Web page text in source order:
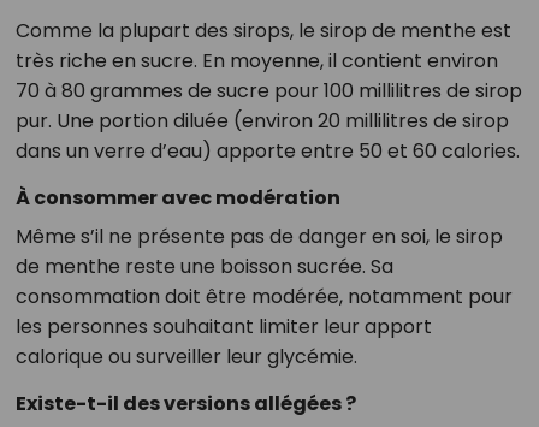
Comme la plupart des sirops, le sirop de menthe est
très riche en sucre. En moyenne, il contient environ
70 à 80 grammes de sucre pour 100 millilitres de sirop
pur. Une portion diluée (environ 20 millilitres de sirop
dans un verre d’eau) apporte entre 50 et 60 calories.
À consommer avec modération
Même s’il ne présente pas de danger en soi, le sirop
de menthe reste une boisson sucrée. Sa
consommation doit être modérée, notamment pour
les personnes souhaitant limiter leur apport
calorique ou surveiller leur glycémie.
Existe-t-il des versions allégées ?